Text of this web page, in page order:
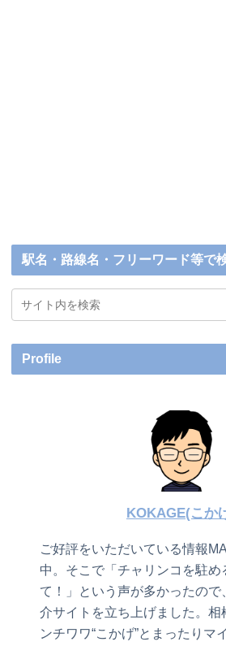
駅名・路線名・フリーワード等で
Profile
KOKAGE(こか
ご好評をいただいている情報
中。そこで「チャリンコを駐め
て！」という声が多かったので
介サイトを立ち上げました。相
ンチワワ“こかげ”とまったりマ